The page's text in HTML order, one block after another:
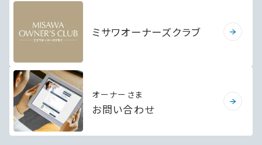
ミサワオーナーズクラブ
オーナーさま
お問い合わせ